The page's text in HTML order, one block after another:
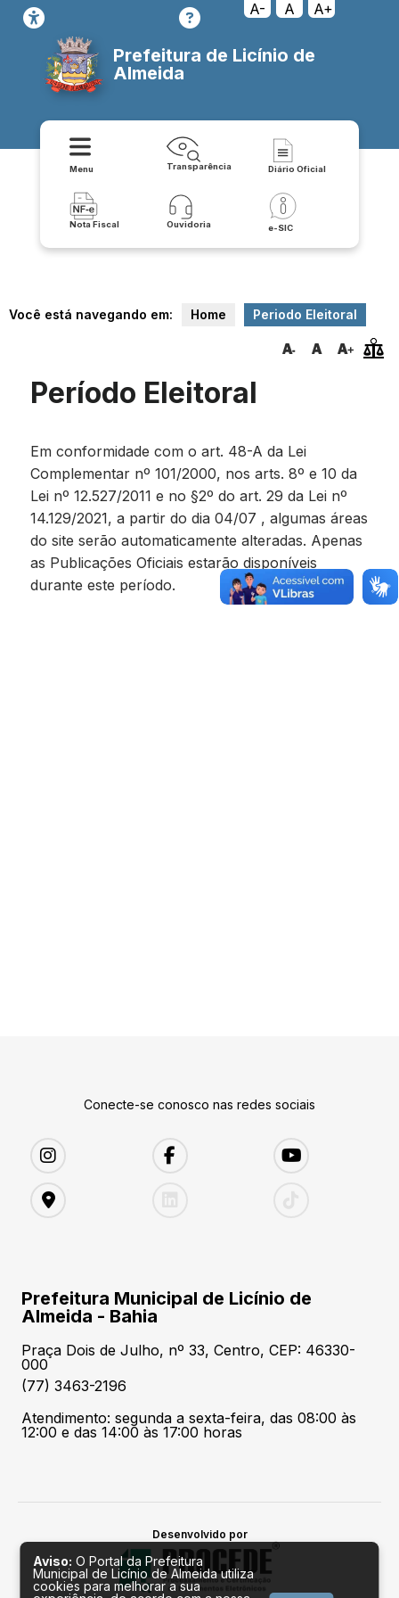
A- A A+
Prefeitura de Licínio de
Almeida
Menu Transparência Diário Oficial
Nota Fiscal Ouvidoria e-SIC
Você está navegando em: Home Periodo Eleitoral
Período Eleitoral
Em conformidade com o art. 48-A da Lei
Complementar nº 101/2000, nos arts. 8º e 10 da
Lei nº 12.527/2011 e no §2º do art. 29 da Lei nº
14.129/2021, a partir do dia 04/07 , algumas áreas
do site serão automaticamente alteradas. Apenas
as Publicações Oficiais estarão disponíveis
durante este período.
Conecte-se conosco nas redes sociais
Prefeitura Municipal de Licínio de
Almeida - Bahia
Praça Dois de Julho, nº 33, Centro, CEP: 46330-
000
(77) 3463-2196
Atendimento: segunda a sexta-feira, das 08:00 às
12:00 e das 14:00 às 17:00 horas
Desenvolvido por
Aviso: O Portal da Prefeitura
Municipal de Licínio de Almeida utiliza
cookies para melhorar a sua